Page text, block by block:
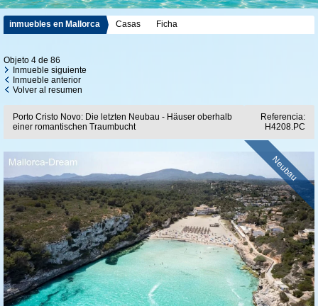
inmuebles en Mallorca Casas Ficha
Objeto 4 de 86
Inmueble siguiente
Inmueble anterior
Volver al resumen
Porto Cristo Novo: Die letzten Neubau - Häuser oberhalb
einer romantischen Traumbucht
Referencia:
H4208.PC
Neubau